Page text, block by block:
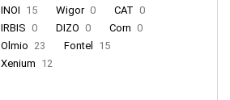
INOI 15 Wigor 0 CAT 0
IRBIS 0 DIZO 0 Corn 0
Olmio 23 Fontel
15
Xenium 12